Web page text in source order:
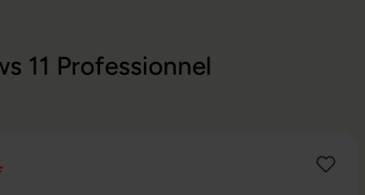
11 Professionnel